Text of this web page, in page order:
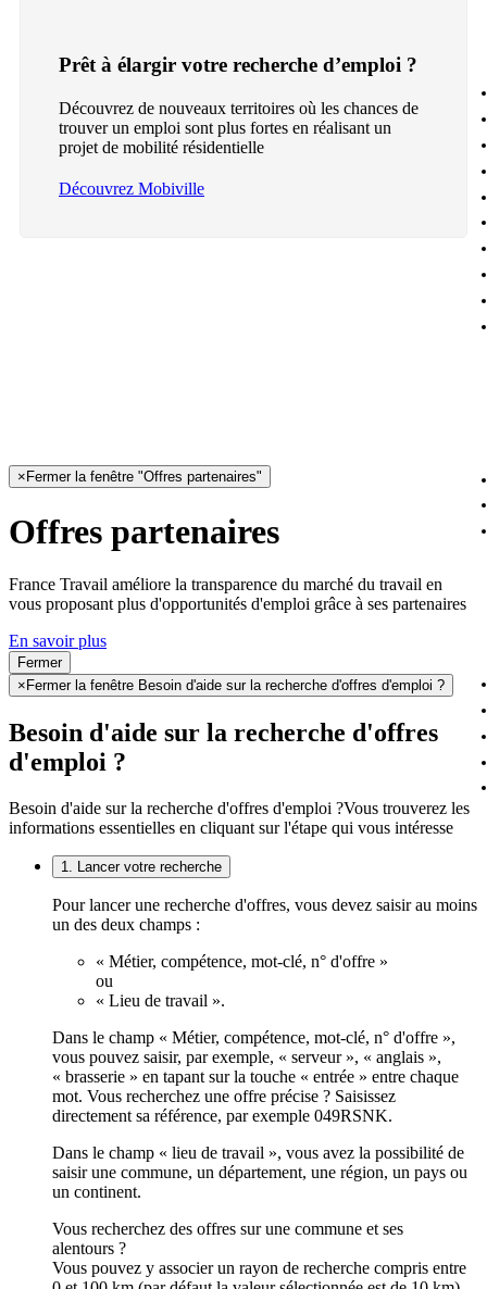
Prêt à élargir votre recherche d’emploi ?
Découvrez de nouveaux territoires où les chances de
trouver un emploi sont plus fortes en réalisant un
projet de mobilité résidentielle
Découvrez Mobiville
× Fermer la fenêtre "Offres partenaires"
Offres partenaires
France Travail améliore la transparence du marché du travail en
vous proposant plus d'opportunités d'emploi grâce à ses partenaires
En savoir plus
Fermer
× Fermer la fenêtre Besoin d'aide sur la recherche d'offres d'emploi ?
Besoin d'aide sur la recherche d'offres
d'emploi ?
Besoin d'aide sur la recherche d'offres d'emploi ?Vous trouverez les
informations essentielles en cliquant sur l'étape qui vous intéresse
1. Lancer votre recherche
Pour lancer une recherche d'offres, vous devez saisir au moins
un des deux champs :
« Métier, compétence, mot-clé, n° d'offre »
ou
« Lieu de travail ».
Dans le champ « Métier, compétence, mot-clé, n° d'offre »,
vous pouvez saisir, par exemple, « serveur », « anglais »,
« brasserie » en tapant sur la touche « entrée » entre chaque
mot. Vous recherchez une offre précise ? Saisissez
directement sa référence, par exemple 049RSNK.
Dans le champ « lieu de travail », vous avez la possibilité de
saisir une commune, un département, une région, un pays ou
un continent.
Vous recherchez des offres sur une commune et ses
alentours ?
Vous pouvez y associer un rayon de recherche compris entre